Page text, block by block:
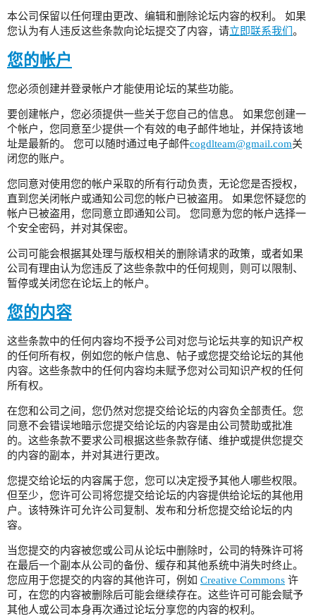
本公司保留以任何理由更改、编辑和删除论坛内容的权利。 如果
您认为有人违反这些条款向论坛提交了内容，请立即联系我们。
您的帐户
您必须创建并登录帐户才能使用论坛的某些功能。
要创建帐户，您必须提供一些关于您自己的信息。 如果您创建一
个帐户，您同意至少提供一个有效的电子邮件地址，并保持该地
址是最新的。 您可以随时通过电子邮件cogdlteam@gmail.com关
闭您的账户。
您同意对使用您的帐户采取的所有行动负责，无论您是否授权，
直到您关闭帐户或通知公司您的帐户已被盗用。 如果您怀疑您的
帐户已被盗用，您同意立即通知公司。 您同意为您的帐户选择一
个安全密码，并对其保密。
公司可能会根据其处理与版权相关的删除请求的政策，或者如果
公司有理由认为您违反了这些条款中的任何规则，则可以限制、
暂停或关闭您在论坛上的帐户。
您的内容
这些条款中的任何内容均不授予公司对您与论坛共享的知识产权
的任何所有权，例如您的帐户信息、帖子或您提交给论坛的其他
内容。这些条款中的任何内容均未赋予您对公司知识产权的任何
所有权。
在您和公司之间，您仍然对您提交给论坛的内容负全部责任。您
同意不会错误地暗示您提交给论坛的内容是由公司赞助或批准
的。这些条款不要求公司根据这些条款存储、维护或提供您提交
的内容的副本，并对其进行更改。
您提交给论坛的内容属于您，您可以决定授予其他人哪些权限。
但至少，您许可公司将您提交给论坛的内容提供给论坛的其他用
户。该特殊许可允许公司复制、发布和分析您提交给论坛的内
容。
当您提交的内容被您或公司从论坛中删除时，公司的特殊许可将
在最后一个副本从公司的备份、缓存和其他系统中消失时终止。
您应用于您提交的内容的其他许可，例如 Creative Commons 许
可，在您的内容被删除后可能会继续存在。这些许可可能会赋予
其他人或公司本身再次通过论坛分享您的内容的权利。